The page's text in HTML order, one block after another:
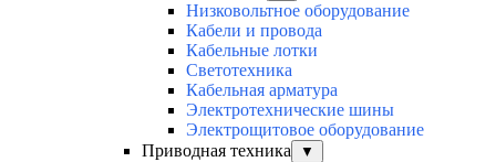
Низковольтное оборудование
Кабели и провода
Кабельные лотки
Светотехника
Кабельная арматура
Электротехнические шины
Электрощитовое оборудование
Приводная техника
▼